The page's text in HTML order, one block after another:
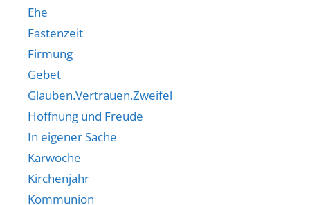
Ehe
Fastenzeit
Firmung
Gebet
Glauben.Vertrauen.Zweifel
Hoffnung und Freude
In eigener Sache
Karwoche
Kirchenjahr
Kommunion